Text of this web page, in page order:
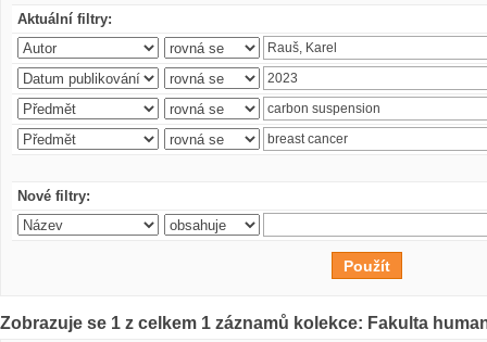
Aktuální filtry:
Nové filtry:
Zobrazuje se 1 z celkem 1 záznamů kolekce: Fakulta